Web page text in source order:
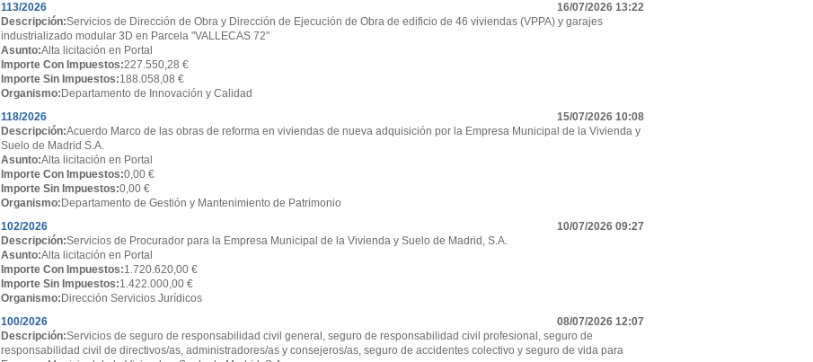
16/07/2026 13:22
113/2026
Descripción:Servicios de Dirección de Obra y Dirección de Ejecución de Obra de edificio de 46 viviendas (VPPA) y garajes
industrializado modular 3D en Parcela "VALLECAS 72"
Asunto:Alta licitación en Portal
Importe Con Impuestos:227.550,28 €
Importe Sin Impuestos:188.058,08 €
Organismo: Departamento de Innovación y Calidad
15/07/2026 10:08
118/2026
Descripción:Acuerdo Marco de las obras de reforma en viviendas de nueva adquisición por la Empresa Municipal de la Vivienda y
Suelo de Madrid S.A.
Asunto:Alta licitación en Portal
Importe Con Impuestos:0,00 €
Importe Sin Impuestos:0,00 €
Organismo: Departamento de Gestión y Mantenimiento de Patrimonio
10/07/2026 09:27
102/2026
Descripción:Servicios de Procurador para la Empresa Municipal de la Vivienda y Suelo de Madrid, S.A.
Asunto:Alta licitación en Portal
Importe Con Impuestos:1.720.620,00 €
Importe Sin Impuestos:1.422.000,00 €
Organismo: Dirección Servicios Jurídicos
08/07/2026 12:07
100/2026
Descripción:Servicios de seguro de responsabilidad civil general, seguro de responsabilidad civil profesional, seguro de
responsabilidad civil de directivos/as, administradores/as y consejeros/as, seguro de accidentes colectivo y seguro de vida para